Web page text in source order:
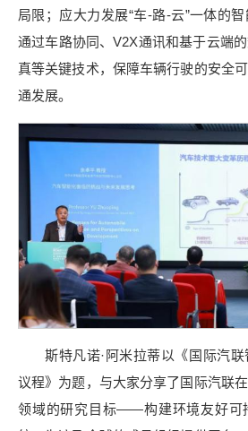
局限；应大力发展“车-路-云”一体的智
通过车路协同、V2X通讯和基于云端
真等关键技术，保障车辆行驶的安全
通发展。
斯特凡诺·阿米拉蒂以《国际汽
议程》为题，与大家分享了国际汽联
领域的研究目标——构建环境友好可